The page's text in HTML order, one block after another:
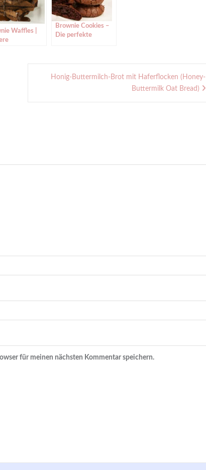
Waffles |
Brownie Cookies –
Die perfekte
Honig-Buttermilch-Brot mit Haferflocken (Honey-
Buttermilk Oat Bread)
für meinen nächsten Kommentar speichern.